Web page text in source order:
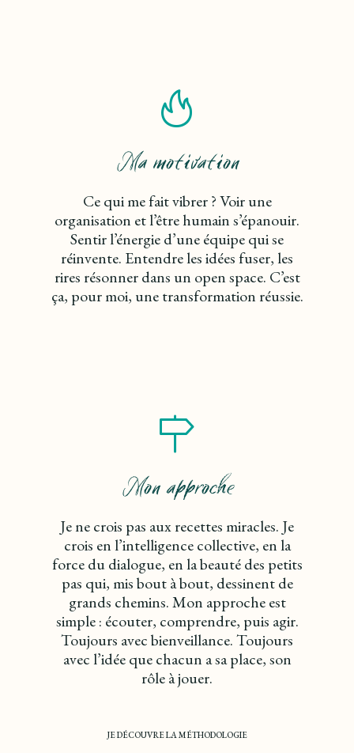
Ma motivation
Ce qui me fait vibrer ? Voir une
organisation et l’être humain s’épanouir.
Sentir l’énergie d’une équipe qui se
réinvente. Entendre les idées fuser, les
rires résonner dans un open space. C’est
ça, pour moi, une transformation réussie.
Mon approche
Je ne crois pas aux recettes miracles. Je
crois en l’intelligence collective, en la
force du dialogue, en la beauté des petits
pas qui, mis bout à bout, dessinent de
grands chemins. Mon approche est
simple : écouter, comprendre, puis agir.
Toujours avec bienveillance. Toujours
avec l’idée que chacun a sa place, son
rôle à jouer.
JE DÉCOUVRE LA MÉTHODOLOGIE